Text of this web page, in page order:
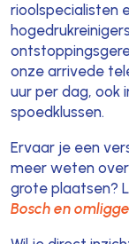
rioolspecialisten
onze arrivede
uur per dag, ook
spoedklussen.
Ervaar je een
meer weten
grote plaatsen?
Bosch en